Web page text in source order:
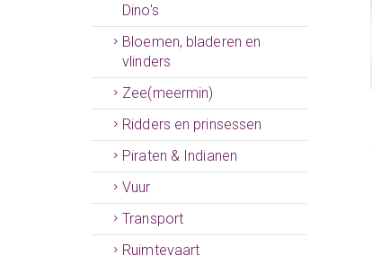
Dino's
Bloemen, bladeren en
vlinders
Zee(meermin)
Ridders en prinsessen
Piraten & Indianen
Vuur
Transport
Ruimtevaart